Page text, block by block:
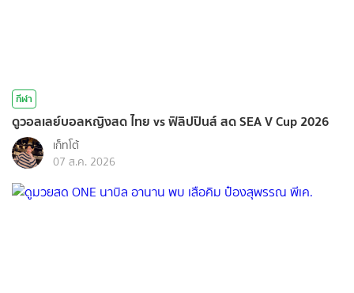
กีฬา
ดูวอลเลย์บอลหญิงสด ไทย vs ฟิลิปปินส์ สด SEA V Cup 2026
เก็ทโต้
07 ส.ค. 2026